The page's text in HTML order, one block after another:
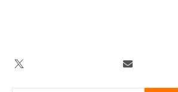
Twitter TelegramNewsletter